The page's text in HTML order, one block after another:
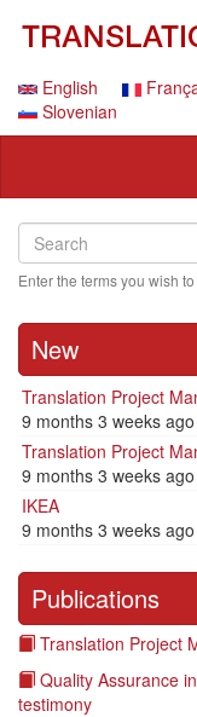
contentEnglish
Slovenian
Search
Search
Enter the terms you wish
New
Translation Project
9 months 3 weeks ago
Translation Project
9 months 3 weeks ago
IKEA
9 months 3 weeks ago
Publications
Translation Project
Quality Assurance
testimony